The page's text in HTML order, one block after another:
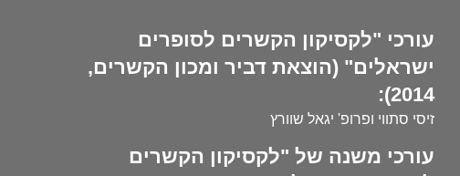
עורכי "לקסיקון הקשרים לסופרים
ישראלים" (הוצאת דביר ומכון הקשרים,
2014):
זיסי סתווי ופרופ' יגאל שוורץ
עורכי משנה של "לקסיקון הקשרים